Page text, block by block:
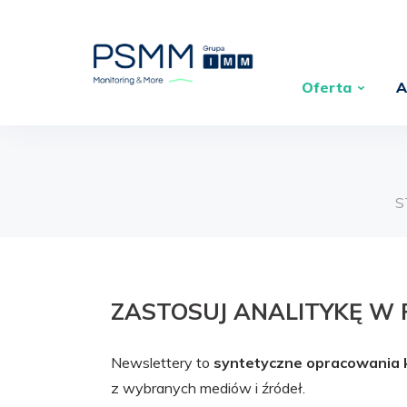
Oferta
ZASTOSUJ ANALITYKĘ W
Newslettery to syntetyczne opracowania
z wybranych mediów i źródeł.